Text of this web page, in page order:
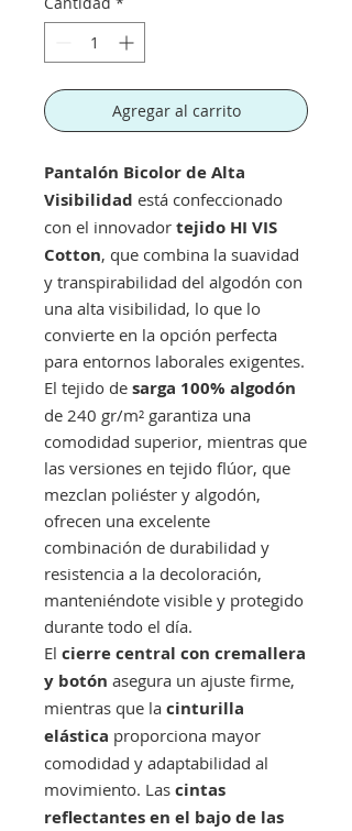
Agregar al carrito
Pantalón Bicolor de Alta
Visibilidad está confeccionado
con el innovador tejido HI VIS
Cotton, que combina la suavidad
y transpirabilidad del algodón con
una alta visibilidad, lo que lo
convierte en la opción perfecta
para entornos laborales exigentes.
El tejido de sarga 100% algodón
de 240 gr/m² garantiza una
comodidad superior, mientras que
las versiones en tejido flúor, que
mezclan poliéster y algodón,
ofrecen una excelente
combinación de durabilidad y
resistencia a la decoloración,
manteniéndote visible y protegido
durante todo el día.
El cierre central con cremallera
y botón asegura un ajuste firme,
mientras que la cinturilla
elástica proporciona mayor
comodidad y adaptabilidad al
movimiento. Las cintas
reflectantes en el bajo de las